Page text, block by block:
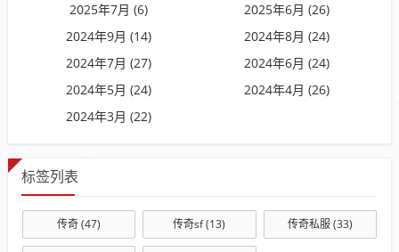
2025年7月 (6)
2025年6月 (26)
2024年9月 (14)
2024年8月 (24)
2024年7月 (27)
2024年6月 (24)
2024年5月 (24)
2024年4月 (26)
2024年3月 (22)
标签列表
传奇(47) 传奇sf(13) 传奇私服(33)